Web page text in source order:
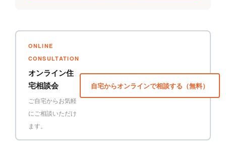
ONLINE
CONSULTATION
オンライン住
宅相談会
ご自宅からお気軽
にご相談いただけ
ます。
自宅からオンラインで相談する（無料）